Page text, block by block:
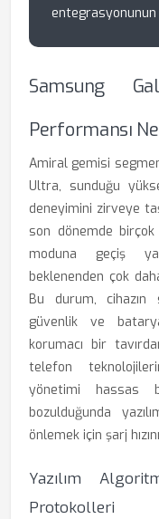
Samsung
Performansı
Amiral gemisi
Ultra, sunduğu
deneyimini zirveye
son dönemde birçok
moduna geçiş
beklenenden çok
Bu durum,
güvenlik ve
korumacı bir
telefon
yönetimi hassas
bozulduğunda
önlemek için şarj
Yazılım
Protokolleri